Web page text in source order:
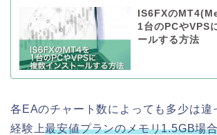
IS6FXの
1台のPCやVPS
ールする方法
各EAのチャート数によっても多少は違
経験上最安値プランのメモリ1.5GB場